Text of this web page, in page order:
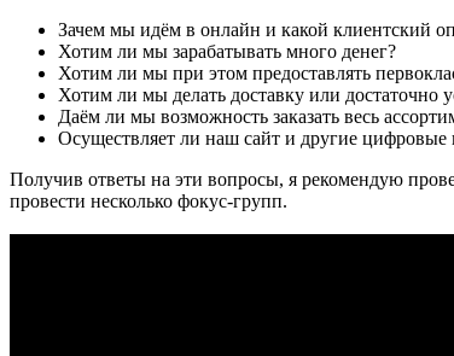
Зачем мы идём в онлайн и какой клиентский
Хотим ли мы зарабатывать много денег?
Хотим ли мы при этом предоставлять
Хотим ли мы делать доставку или достаточно
Даём ли мы возможность заказать весь
Осуществляет ли наш сайт и другие
Получив ответы на эти вопросы, я рекомендую
провести несколько фокус-групп.